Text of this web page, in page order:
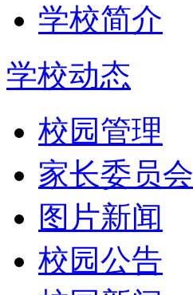
学校简介
学校动态
校园管理
家长委员会
图片新闻
校园公告